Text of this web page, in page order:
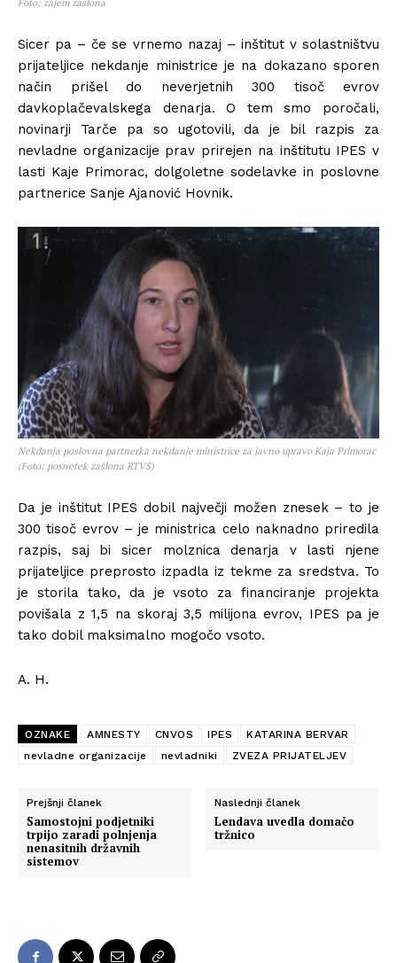
Sicer pa – če se vrnemo nazaj – inštitut v solastništvu
prijateljice nekdanje ministrice je na dokazano sporen
način prišel do neverjetnih 300 tisoč evrov
davkoplačevalskega denarja. O tem smo poročali,
novinarji Tarče pa so ugotovili, da je bil razpis za
nevladne organizacije prav prirejen na inštitutu IPES v
lasti Kaje Primorac, dolgoletne sodelavke in poslovne
partnerice Sanje Ajanović Hovnik.
Nekdanja poslovna partnerka nekdanje ministrice za javno upravo Kaja Primorac
(Foto: posnetek zaslona RTVS)
Da je inštitut IPES dobil največji možen znesek – to je
300 tisoč evrov – je ministrica celo naknadno priredila
razpis, saj bi sicer molznica denarja v lasti njene
prijateljice preprosto izpadla iz tekme za sredstva. To
je storila tako, da je vsoto za financiranje projekta
povišala z 1,5 na skoraj 3,5 milijona evrov, IPES pa je
tako dobil maksimalno mogočo vsoto.
A. H.
OZNAKE AMNESTY CNVOS IPES
KATARINA BERVAR
nevladne organizacije
nevladniki ZVEZA PRIJATELJEV
Prejšnji članek
Samostojni podjetniki
trpijo zaradi polnjenja
nenasitnih državnih
sistemov
Naslednji članek
Lendava uvedla domačo
tržnico